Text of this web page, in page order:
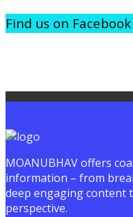
Find us on Facebook
MOANUBHAV offers
information – from
deep engaging content
perspective.